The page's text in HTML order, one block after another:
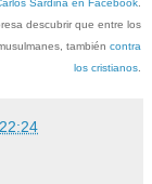
Sardiña en Facebook
descubrir que entre los
también contra
los cristianos
22:24